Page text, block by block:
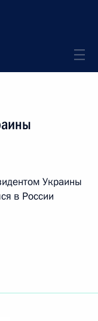
Украины
в России